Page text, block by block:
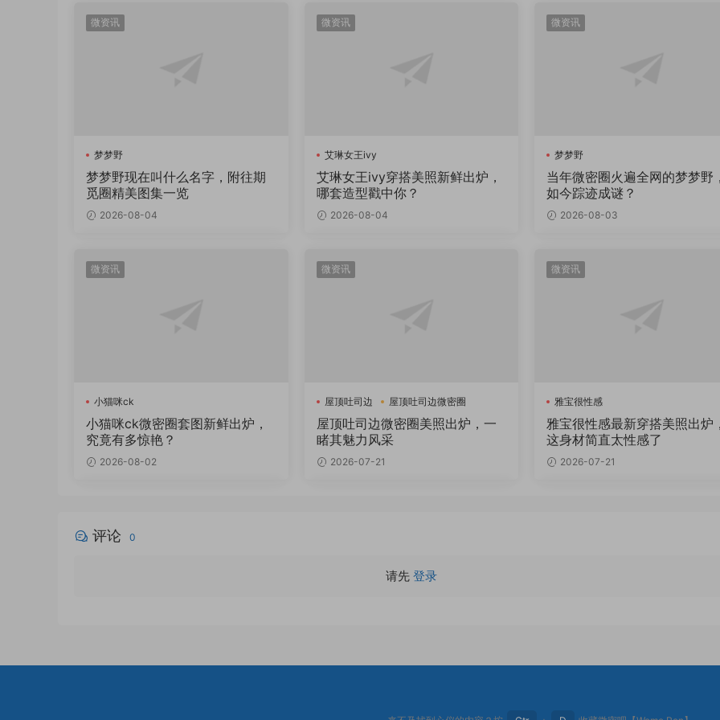
微资讯
梦梦野
梦梦野现在叫什么名字，附往期
觅圈精美图集一览
2026-08-04
微资讯
艾琳女王ivy
艾琳女王ivy穿搭美照新鲜出炉，
哪套造型戳中你？
2026-08-04
微资讯
梦梦野
当年微密圈火遍全网的梦梦野
如今踪迹成谜？
2026-08-03
微资讯
小猫咪ck
小猫咪ck微密圈套图新鲜出炉，
究竟有多惊艳？
2026-08-02
微资讯
屋顶吐司边 屋顶吐司边微密圈
屋顶吐司边微密圈美照出炉，一
睹其魅力风采
2026-07-21
微资讯
雅宝很性感
雅宝很性感最新穿搭美照出炉
这身材简直太性感了
2026-07-21
评论 0
请先 登录